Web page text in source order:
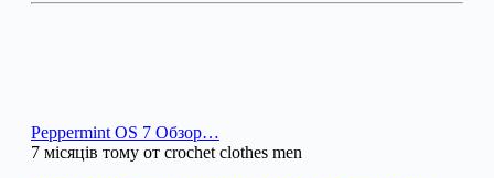
Peppermint OS 7 Обзор…
7 місяців тому от crochet clothes men